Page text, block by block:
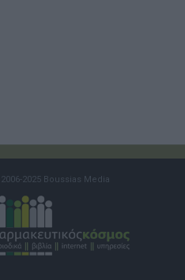
2025 Boussias Media